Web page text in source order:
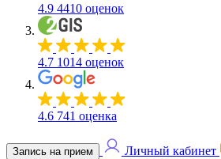
4.9 4410 оценок
4.7 1014 оценок
4.6 741 оценка
Запись на прием Личный кабинет